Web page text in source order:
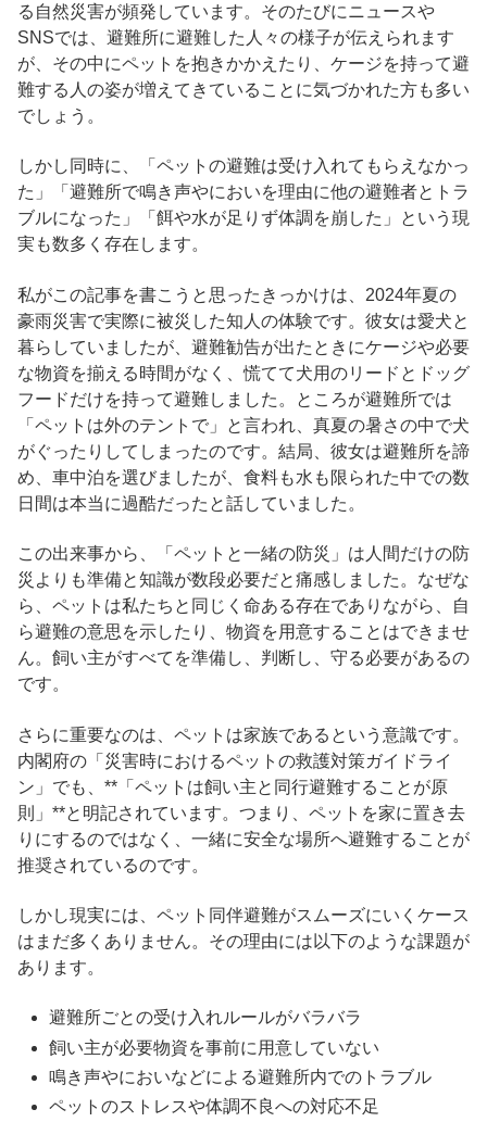
る自然災害が頻発しています。そのたびにニュースや
SNSでは、避難所に避難した人々の様子が伝えられます
が、その中にペットを抱きかかえたり、ケージを持って避
難する人の姿が増えてきていることに気づかれた方も多い
でしょう。
しかし同時に、「ペットの避難は受け入れてもらえなかっ
た」「避難所で鳴き声やにおいを理由に他の避難者とトラ
ブルになった」「餌や水が足りず体調を崩した」という現
実も数多く存在します。
私がこの記事を書こうと思ったきっかけは、2024年夏の
豪雨災害で実際に被災した知人の体験です。彼女は愛犬と
暮らしていましたが、避難勧告が出たときにケージや必要
な物資を揃える時間がなく、慌てて犬用のリードとドッグ
フードだけを持って避難しました。ところが避難所では
「ペットは外のテントで」と言われ、真夏の暑さの中で犬
がぐったりしてしまったのです。結局、彼女は避難所を諦
め、車中泊を選びましたが、食料も水も限られた中での数
日間は本当に過酷だったと話していました。
この出来事から、「ペットと一緒の防災」は人間だけの防
災よりも準備と知識が数段必要だと痛感しました。なぜな
ら、ペットは私たちと同じく命ある存在でありながら、自
ら避難の意思を示したり、物資を用意することはできませ
ん。飼い主がすべてを準備し、判断し、守る必要があるの
です。
さらに重要なのは、ペットは家族であるという意識です。
内閣府の「災害時におけるペットの救護対策ガイドライ
ン」でも、**「ペットは飼い主と同行避難することが原
則」**と明記されています。つまり、ペットを家に置き去
りにするのではなく、一緒に安全な場所へ避難することが
推奨されているのです。
しかし現実には、ペット同伴避難がスムーズにいくケース
はまだ多くありません。その理由には以下のような課題が
あります。
避難所ごとの受け入れルールがバラバラ
飼い主が必要物資を事前に用意していない
鳴き声やにおいなどによる避難所内でのトラブル
ペットのストレスや体調不良への対応不足